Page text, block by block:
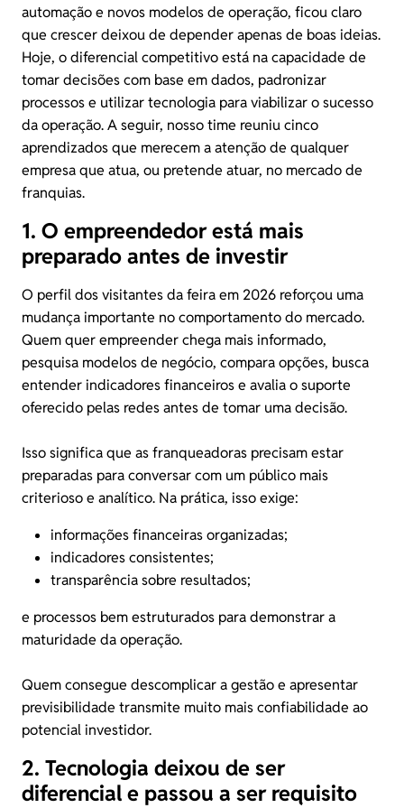
automação e novos modelos de operação, ficou claro
que crescer deixou de depender apenas de boas ideias.
Hoje, o diferencial competitivo está na capacidade de
tomar decisões com base em dados, padronizar
processos e utilizar tecnologia para viabilizar o sucesso
da operação. A seguir, nosso time reuniu cinco
aprendizados que merecem a atenção de qualquer
empresa que atua, ou pretende atuar, no mercado de
franquias.
1. O empreendedor está mais
preparado antes de investir
O perfil dos visitantes da feira em 2026 reforçou uma
mudança importante no comportamento do mercado.
Quem quer empreender chega mais informado,
pesquisa modelos de negócio, compara opções, busca
entender indicadores financeiros e avalia o suporte
oferecido pelas redes antes de tomar uma decisão.
Isso significa que as franqueadoras precisam estar
preparadas para conversar com um público mais
criterioso e analítico. Na prática, isso exige:
informações financeiras organizadas;
indicadores consistentes;
transparência sobre resultados;
e processos bem estruturados para demonstrar a
maturidade da operação.
Quem consegue descomplicar a gestão e apresentar
previsibilidade transmite muito mais confiabilidade ao
potencial investidor.
2. Tecnologia deixou de ser
diferencial e passou a ser requisito